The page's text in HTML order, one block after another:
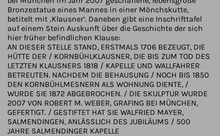
Bronzestatue eines Mannes in einer Mönchskutte,
betitelt mit ‚Klausner‘. Daneben gibt eine Inschrifttafel
auf einem Stein Auskunft über die Geschichte der sich
hier früher befindlichen Klause:
AN DIESER STELLE STAND, ERSTMALS 1706 BEZEUGT, DIE
HÜTTE DER / KORNBÜHLKLAUSNER, DIE BIS ZUM TOD DES
LETZTEN KLAUSNERS 1818 / KAPELLE UND WALLFAHRER
BETREUTEN. NACHDEM DIE BEHAUSUNG / NOCH BIS 1850
DEN KORNBÜHLMESNERN ALS WOHNUNG DIENTE, /
WURDE SIE 1872 ABGEBROCHEN. / DIE SKULPTUR WURDE
2007 VON ROBERT M. WEBER, GRAFING BEI MÜNCHEN,
GEFERTIGT. / GESTIFTET HAT SIE WALFRIED MAYER,
SALMENDINGEN, ANLÄSSLICH DES JUBILÄUMS / 500
JAHRE SALMENDINGER KAPELLE